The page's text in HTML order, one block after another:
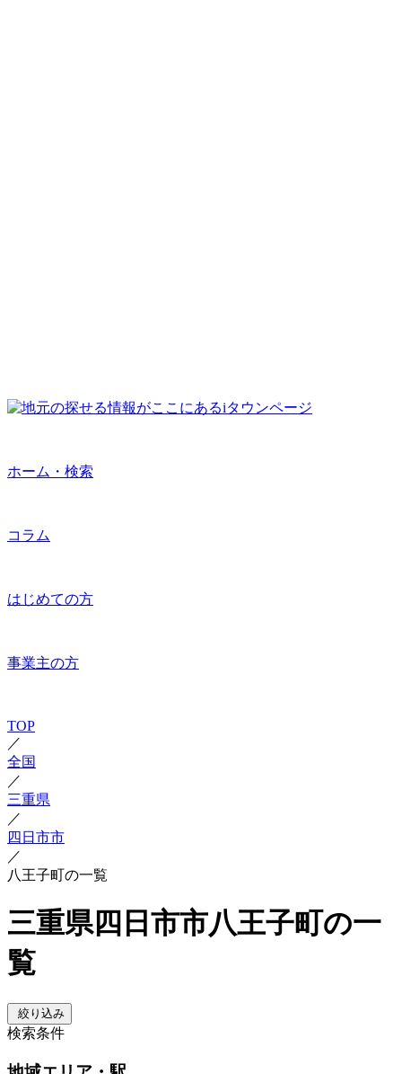
ホーム・検索
コラム
はじめての方
事業主の方
TOP
／
全国
／
三重県
／
四日市市
／
八王子町の一覧
三重県四日市市八王子町の一
覧
絞り込み
検索条件